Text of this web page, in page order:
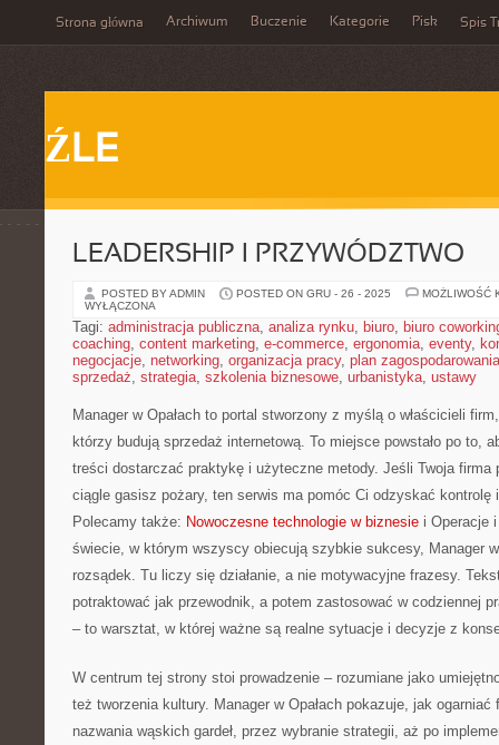
Strona główna Archiwum Buczenie Kategorie Pisk Spis
ŹLE
LEADERSHIP I PRZYWÓDZTWO
POSTED BY ADMIN POSTED ON GRU - 26 - 2025
MOŻLIWOŚĆ
WYŁĄCZONA
Tagi: administracja publiczna, analiza rynku, biuro, biuro
coaching, content marketing, e-commerce, ergonomia, eventy,
negocjacje, networking, organizacja pracy, plan zagospodarowania
sprzedaż, strategia, szkolenia biznesowe, urbanistyka, ustawy
Manager w Opałach to portal stworzony z myślą o właścicieli
którzy budują sprzedaż internetową. To miejsce powstało po to,
treści dostarczać praktykę i użyteczne metody. Jeśli Twoja firma
ciągle gasisz pożary, ten serwis ma pomóc Ci odzyskać
Polecamy także: Nowoczesne technologie w biznesie i Operacje
świecie, w którym wszyscy obiecują szybkie sukcesy, Manager
rozsądek. Tu liczy się działanie, a nie motywacyjne frazesy.
potraktować jak przewodnik, a potem zastosować w codziennej
– to warsztat, w której ważne są realne sytuacje i decyzje z
W centrum tej strony stoi prowadzenie – rozumiane jako
też tworzenia kultury. Manager w Opałach pokazuje, jak
nazwania wąskich gardeł, przez wybranie strategii, aż po